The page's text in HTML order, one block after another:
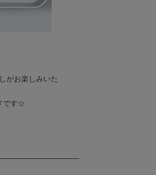
がお楽しみいた
です☆